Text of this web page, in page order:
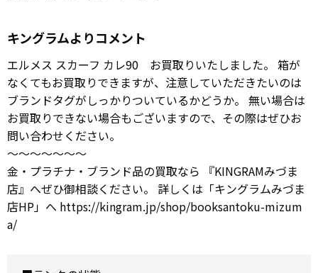
キングラムよりコメント
エルメス スカーフ カレ90 お買取りいたしました。 箱が
なくてもお買取りできますが、注意していただきたいのは
ブランドタグがしっかりついているかどうか。 無い場合は
お買取りできない場合もございますので、その際はぜひお
問い合わせください。
～～～～～～～
金・プラチナ・ブランド品の買取なら 『KINGRAMみづま
店』へぜひ御相談ください。 詳しくは「キングラムみづま
店HP」へ https://kingram.jp/shop/booksantoku-mizum
a/